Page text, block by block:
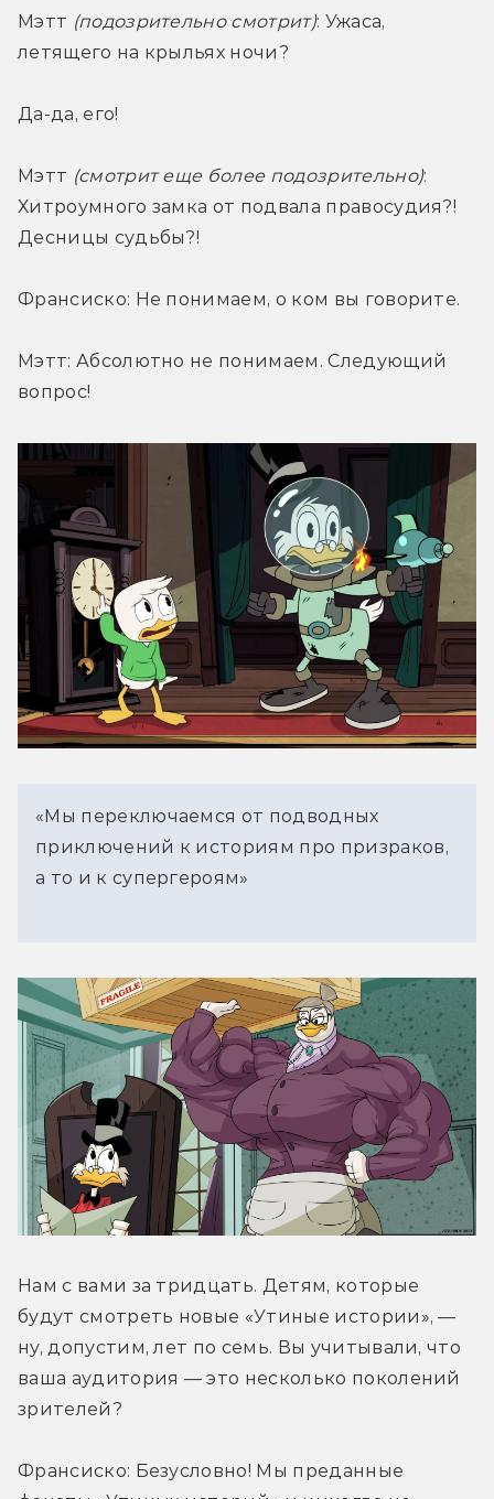
Мэтт (подозрительно смотрит): Ужаса,
летящего на крыльях ночи?
Да-да, его!
Мэтт (смотрит еще более подозрительно):
Хитроумного замка от подвала правосудия?!
Десницы судьбы?!
Франсиско: Не понимаем, о ком вы говорите.
Мэтт: Абсолютно не понимаем. Следующий
вопрос!
«Мы переключаемся от подводных
приключений к историям про призраков,
а то и к супергероям»
Нам с вами за тридцать. Детям, которые
будут смотреть новые «Утиные истории», —
ну, допустим, лет по семь. Вы учитывали, что
ваша аудитория — это несколько поколений
зрителей?
Франсиско: Безусловно! Мы преданные